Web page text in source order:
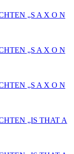
„S A X O N
„S A X O N
„S A X O N
„IS THAT A